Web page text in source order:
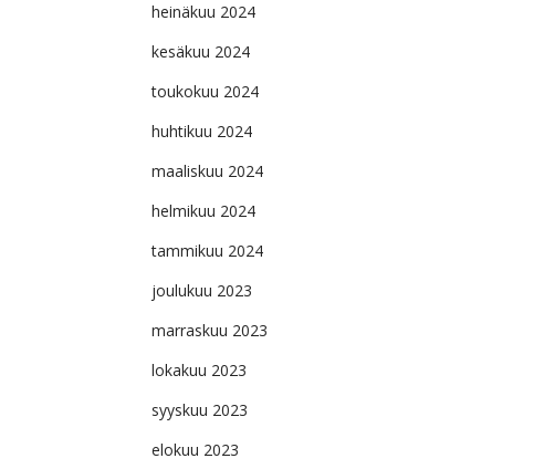
heinäkuu 2024
kesäkuu 2024
toukokuu 2024
huhtikuu 2024
maaliskuu 2024
helmikuu 2024
tammikuu 2024
joulukuu 2023
marraskuu 2023
lokakuu 2023
syyskuu 2023
elokuu 2023